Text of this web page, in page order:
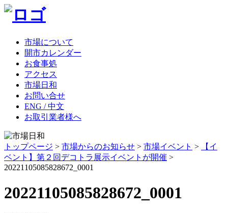
市場について
開市カレンダー
お食事処
アクセス
市場日和
お問い合せ
ENG / 中文
お取引業者様へ
トップページ > 市場からのお知らせ > 市場イベント >
【イ
ベント】第２回デコトラ展示イベントが開催 >
20221105085828672_0001
20221105085828672_0001